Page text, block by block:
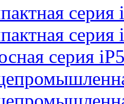
серия
серия
серия